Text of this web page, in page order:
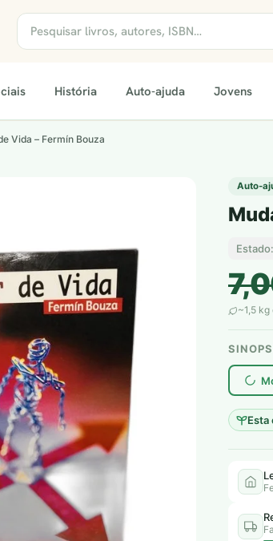
História Auto-ajuda Jovens
Vida – Fermín Bouza
Auto-
Estado:
O
O
é:
~1,5 kg
Esta